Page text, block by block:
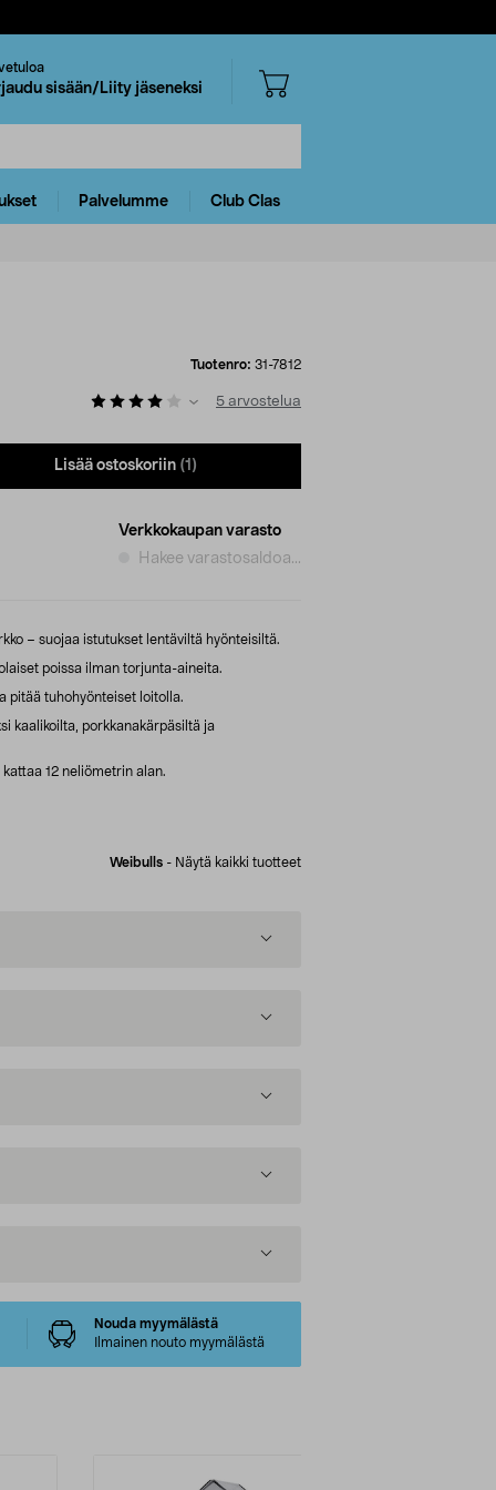
sisään/Liity jäseneksi
Palvelumme Club Clas
Tuotenro: 31-7812
5 arvostelua
Lisää ostoskoriin (1)
Verkkokaupan varasto
Hakee varastosaldoa...
– suojaa istutukset lentäviltä hyönteisiltä.
poissa ilman torjunta-aineita.
pitää tuhohyönteiset loitolla.
kaalikoilta, porkkanakärpäsiltä ja
12 neliömetrin alan.
Weibulls - Näytä kaikki tuotteet
Nouda myymälästä
Ilmainen nouto myymälästä